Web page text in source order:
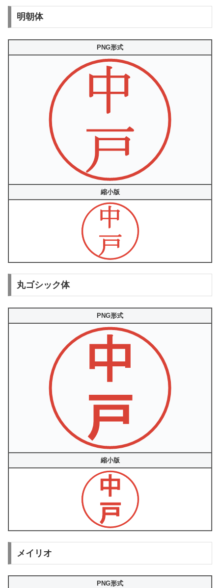
明朝体
PNG形式
縮小版
丸ゴシック体
PNG形式
縮小版
メイリオ
PNG形式